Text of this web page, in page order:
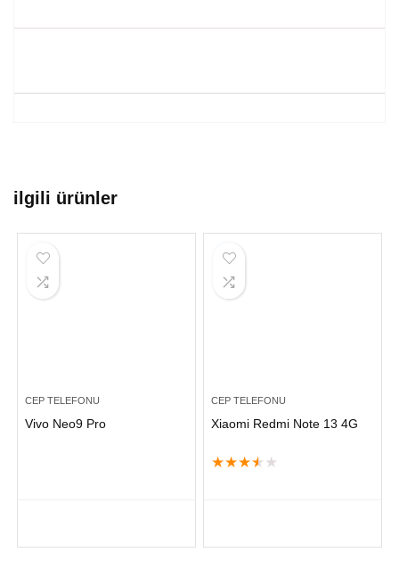
ilgili ürünler
CEP TELEFONU
Vivo Neo9 Pro
CEP TELEFONU
Xiaomi Redmi Note 13 4G
★★★★ ★